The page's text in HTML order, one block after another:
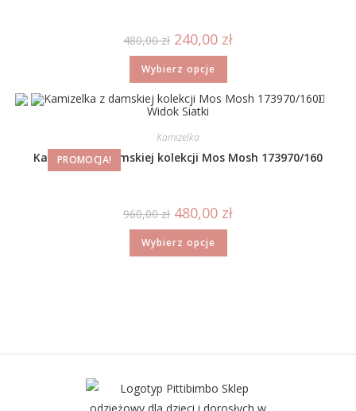
480,00zł 240,00 zł
Wybierz opcje
PROMOCJA!
Widok Siatki
Kamizelka
Kamizelka z damskiej kolekcji Mos Mosh 173970/160
960,00zł 480,00 zł
Wybierz opcje